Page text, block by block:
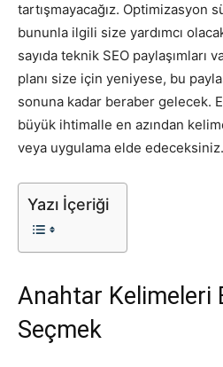
tartışmayacağız. Optimizasyon
bununla ilgili size yardımcı
sayıda teknik SEO paylaşımları
planı size için yeniyese, bu
sonuna kadar beraber gelecek.
büyük ihtimalle en azından
veya uygulama elde edeceksiniz.
Yazı İçeriği
Anahtar Kelimeleri
Seçmek